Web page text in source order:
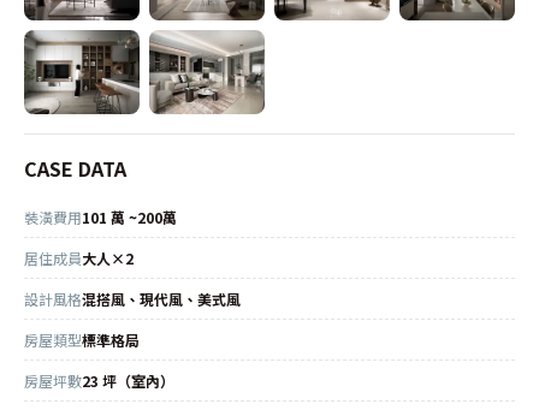
CASE DATA
裝潢費用101 萬 ~200萬
居住成員大人×2
設計風格混搭風、現代風、美式風
房屋類型標準格局
房屋坪數23 坪（室內）